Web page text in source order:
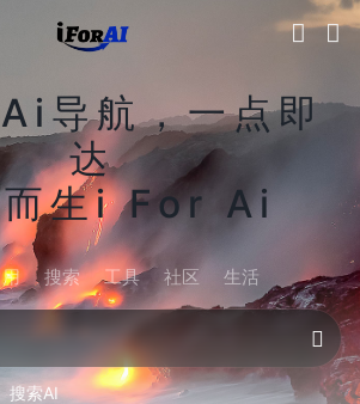
导航，一点即
达
生i For Ai
搜索 工具 社区 生活
搜索AI